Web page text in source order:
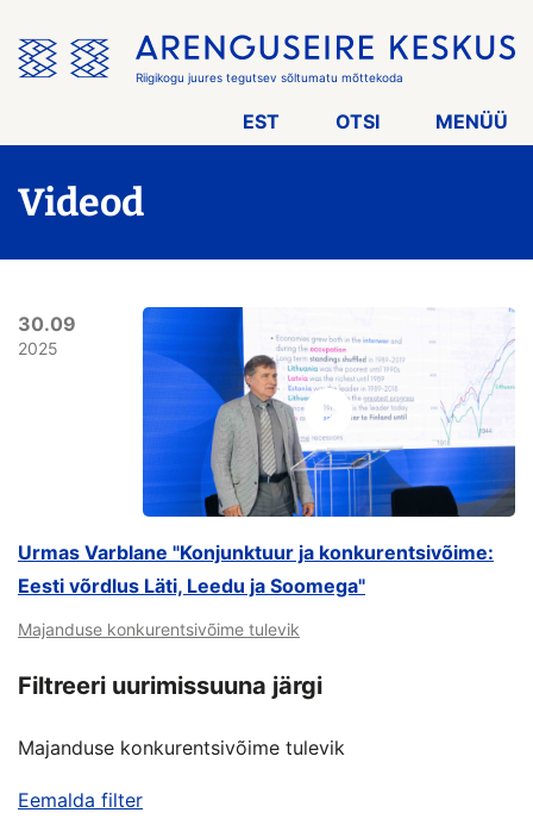
menüü
vahele
Riigikogu juures tegutsev sõltumatu mõttekoda
EST OTSI MENÜÜ
Videod
30.09
2025
Urmas Varblane "Konjunktuur ja konkurentsivõime:
Eesti võrdlus Läti, Leedu ja Soomega"
Majanduse konkurentsivõime tulevik
Filtreeri uurimissuuna järgi
Majanduse konkurentsivõime tulevik
Eemalda filter